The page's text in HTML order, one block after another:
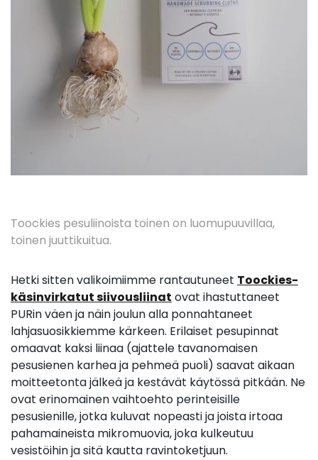
Toockies pesuliinoista toinen on luomupuuvillaa,
toinen juuttikuitua.
Hetki sitten valikoimiimme rantautuneet Toockies-
käsinvirkatut siivousliinat ovat ihastuttaneet
PURin väen ja näin joulun alla ponnahtaneet
lahjasuosikkiemme kärkeen. Erilaiset pesupinnat
omaavat kaksi liinaa (ajattele tavanomaisen
pesusienen karhea ja pehmeä puoli) saavat aikaan
moitteetonta jälkeä ja kestävät käytössä pitkään. Ne
ovat erinomainen vaihtoehto perinteisille
pesusienille, jotka kuluvat nopeasti ja joista irtoaa
pahamaineista mikromuovia, joka kulkeutuu
vesistöihin ja sitä kautta ravintoketjuun.